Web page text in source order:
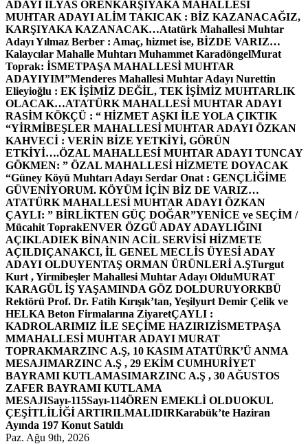
ADAYI İLYAS ÖRENKARŞIYAKA MAHALLESİ
MUHTAR ADAYI ALİM TAKICAK : BİZ KAZANACAĞIZ,
KARŞIYAKA KAZANACAK…Atatürk Mahallesi Muhtar
Adayı Yılmaz Berber : Amaç, hizmet ise, BİZDE VARIZ…
Kalaycılar Mahalle Muhtarı Muhammet KaradöngelMurat
Toprak: İSMETPAŞA MAHALLESİ MUHTAR
ADAYIYIM”Menderes Mahallesi Muhtar Adayı Nurettin
Elieyioğlu : EK İŞİMİZ DEĞİL, TEK İŞİMİZ MUHTARLIK
OLACAK…ATATÜRK MAHALLESİ MUHTAR ADAYI
RASİM KÖKÇÜ : “ HİZMET AŞKI İLE YOLA ÇIKTIK
“YİRMİBEŞLER MAHALLESİ MUHTAR ADAYI ÖZKAN
KAHVECİ : VERİN BİZE YETKİYİ, GÖRÜN
ETKİYİ….ÖZAL MAHALLESİ MUHTAR ADAYI TUNCAY
GÖKMEN: ” ÖZAL MAHALLESİ HİZMETE DOYACAK
“Güney Köyü Muhtarı Adayı Serdar Onat : GENÇLİĞİME
GÜVENİYORUM. KÖYÜM İÇİN BİZ DE VARIZ…
ATATÜRK MAHALLESİ MUHTAR ADAYI ÖZKAN
ÇAYLI: ” BİRLİKTEN GÜÇ DOĞAR”YENİCE ve SEÇİM /
Mücahit ToprakENVER ÖZGÜ ADAY ADAYLIĞINI
AÇIKLADIEK BİNANIN ACİL SERVİSİ HİZMETE
AÇILDIÇANAKCI, İL GENEL MECLİS ÜYESİ ADAY
ADAYI OLDUYENTAŞ ORMAN ÜRÜNLERİ A.ŞTurgut
Kurt , Yirmibeşler Mahallesi Muhtar Adayı OlduMURAT
KARAGÜL İŞ YAŞAMINDA GÖZ DOLDURUYORKBÜ
Rektörü Prof. Dr. Fatih Kırışık’tan, Yeşilyurt Demir Çelik ve
HELKA Beton Firmalarına ZiyaretÇAYLI :
KADROLARIMIZ İLE SEÇİME HAZIRIZİSMETPAŞA
MMAHALLESİ MUHTAR ADAYI MURAT
TOPRAKMARZINC A.Ş, 10 KASIM ATATÜRK’Ü ANMA
MESAJIMARZINC A.Ş , 29 EKİM CUMHURİYET
BAYRAMI KUTLAMASIMARZINC A.Ş , 30 AĞUSTOS
ZAFER BAYRAMI KUTLAMA
MESAJISayı-115Sayı-114ÖREN EMEKLİ OLDUOKUL
ÇEŞİTLİLİĞİ ARTIRILMALIDIRKarabük’te Haziran
Ayında 197 Konut Satıldı
Paz. Ağu 9th, 2026